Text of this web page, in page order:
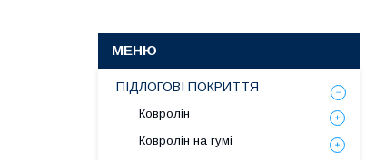
ПІДЛОГОВІ ПОКРИТТЯ
Ковролін
Ковролін на гумі